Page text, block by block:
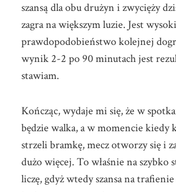
szansą dla obu drużyn i zwycięży
zagra na większym luzie. Jest
prawdopodobieństwo kolejnej
wynik 2-2 po 90 minutach jest
stawiam.
Kończąc, wydaje mi się, że w
będzie walka, a w momencie kiedy
strzeli bramkę, mecz otworzy się i
dużo więcej. To właśnie na szybko
liczę, gdyż wtedy szansa na